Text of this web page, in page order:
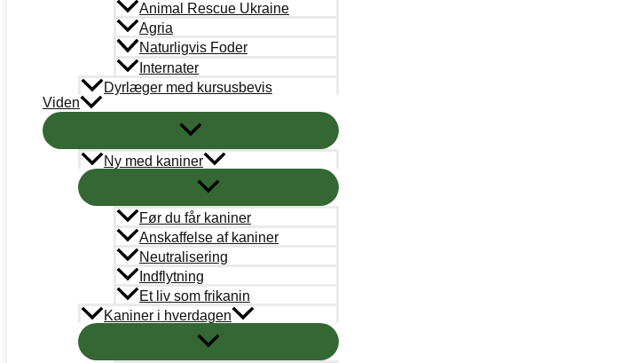
Animal Rescue Ukraine
Agria
Naturligvis Foder
Internater
Dyrlæger med kursusbevis
Viden
Ny med kaniner
Før du får kaniner
Anskaffelse af kaniner
Neutralisering
Indflytning
Et liv som frikanin
Kaniner i hverdagen
KANINVÆRNET
CVRnr.: 38787101
info@kaninvaernet.dk
AkutTeam
akutteam@kaninvaernet.dk